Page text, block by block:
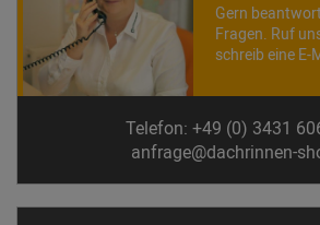
Gern
Fragen. Ruf
schreib eine E-
Telefon: +49 (0) 3431
anfrage@dachrinnen-